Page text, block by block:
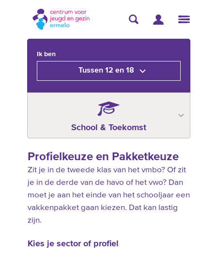
Ik ben
Tussen 12 en 18
School & Toekomst
Profielkeuze en Pakketkeuze
Zit je in de tweede klas van het vmbo? Of zit
je in de derde van de havo of het vwo? Dan
moet je aan het einde van het schooljaar een
vakkenpakket gaan kiezen. Dat kan lastig
zijn.
Kies je sector of profiel